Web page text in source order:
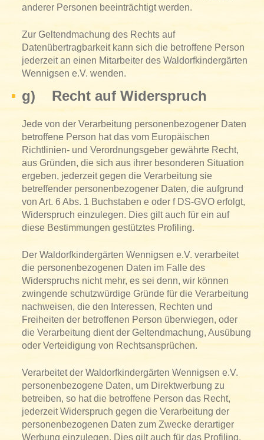
anderer Personen beeinträchtigt werden.
Zur Geltendmachung des Rechts auf
Datenübertragbarkeit kann sich die betroffene Person
jederzeit an einen Mitarbeiter des Waldorfkindergärten
Wennigsen e.V. wenden.
g) Recht auf Widerspruch
Jede von der Verarbeitung personenbezogener Daten
betroffene Person hat das vom Europäischen
Richtlinien- und Verordnungsgeber gewährte Recht,
aus Gründen, die sich aus ihrer besonderen Situation
ergeben, jederzeit gegen die Verarbeitung sie
betreffender personenbezogener Daten, die aufgrund
von Art. 6 Abs. 1 Buchstaben e oder f DS-GVO erfolgt,
Widerspruch einzulegen. Dies gilt auch für ein auf
diese Bestimmungen gestütztes Profiling.
Der Waldorfkindergärten Wennigsen e.V. verarbeitet
die personenbezogenen Daten im Falle des
Widerspruchs nicht mehr, es sei denn, wir können
zwingende schutzwürdige Gründe für die Verarbeitung
nachweisen, die den Interessen, Rechten und
Freiheiten der betroffenen Person überwiegen, oder
die Verarbeitung dient der Geltendmachung, Ausübung
oder Verteidigung von Rechtsansprüchen.
Verarbeitet der Waldorfkindergärten Wennigsen e.V.
personenbezogene Daten, um Direktwerbung zu
betreiben, so hat die betroffene Person das Recht,
jederzeit Widerspruch gegen die Verarbeitung der
personenbezogenen Daten zum Zwecke derartiger
Werbung einzulegen. Dies gilt auch für das Profiling,